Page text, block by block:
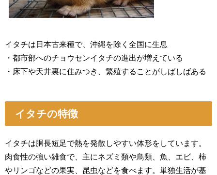
イタチは日本古来種で、沖縄を除く全国に生息
・都市部へのチョウセンイタチの進出が増えている
・床下や天井裏に住みつき、繁殖することがしばしばある
イタチの特徴
イタチは胴長短足で熱を発散しやすい体形をしています。
肉食性の強い雑食で、主にネズミ類や鳥類、魚、エビ、柿
やリンゴなどの果実、昆虫などを食べます。単独生活が基